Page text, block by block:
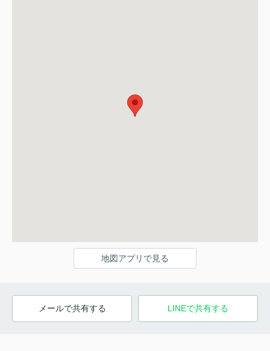
地図アプリで見る
メールで共有する LINEで共有する